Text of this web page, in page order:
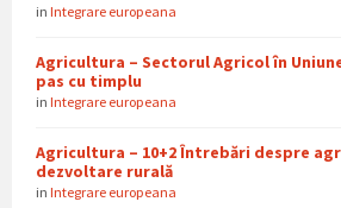
in Integrare europeana
Agricultura – Sectorul Agricol în
pas cu timplu
in Integrare europeana
Agricultura – 10+2 Întrebări despre
dezvoltare rurală
in Integrare europeana